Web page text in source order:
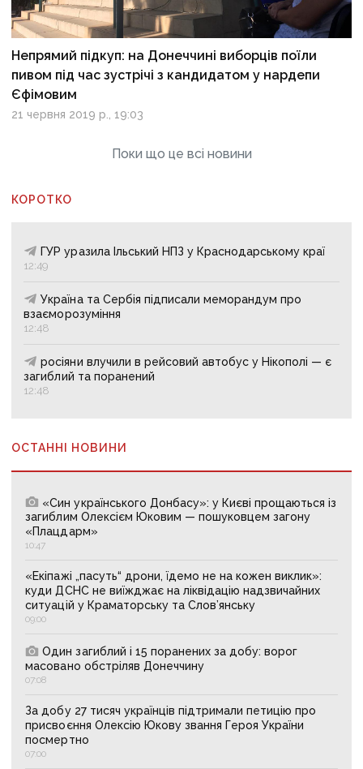
Непрямий підкуп: на Донеччині виборців поїли
пивом під час зустрічі з кандидатом у нардепи
Єфімовим
21 червня 2019 р., 19:03
Поки що це всі новини
КОРОТКО
ГУР уразила Ільський НПЗ у Краснодарському краї
12:49
Україна та Сербія підписали меморандум про
взаєморозуміння
12:48
росіяни влучили в рейсовий автобус у Нікополі — є
загиблий та поранений
12:48
ОСТАННІ НОВИНИ
«Син українського Донбасу»: у Києві прощаються із
загиблим Олексієм Юковим — пошуковцем загону
«Плацдарм»
10:47
«Екіпажі „пасуть“ дрони, їдемо не на кожен виклик»:
куди ДСНС не виїжджає на ліквідацію надзвичайних
ситуацій у Краматорську та Слов’янську
09:00
Один загиблий і 15 поранених за добу: ворог
масовано обстріляв Донеччину
07:08
За добу 27 тисяч українців підтримали петицію про
присвоєння Олексію Юкову звання Героя України
посмертно
07:00